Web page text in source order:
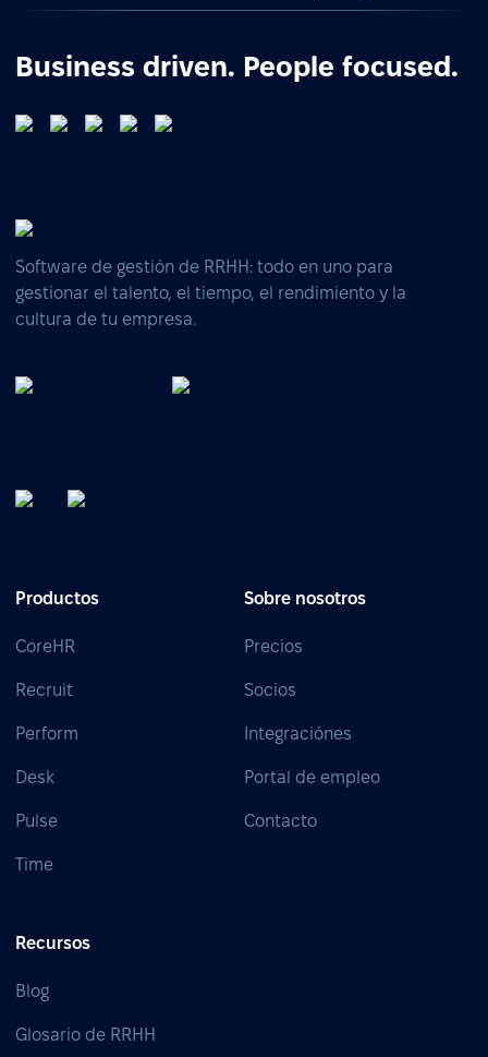
Business driven. People focused.
Software de gestión de RRHH: todo en uno para
gestionar el talento, el tiempo, el rendimiento y la
cultura de tu empresa.
Productos
CoreHR
Recruit
Perform
Desk
Pulse
Time
Sobre nosotros
Precios
Socios
Integraciónes
Portal de empleo
Contacto
Recursos
Blog
Glosario de RRHH